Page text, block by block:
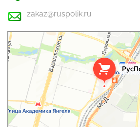
zakaz@ruspolik.ru
РусПолик
Оргстекло, поликарбонат в Москве
Строительные и отделочные работы в Москве